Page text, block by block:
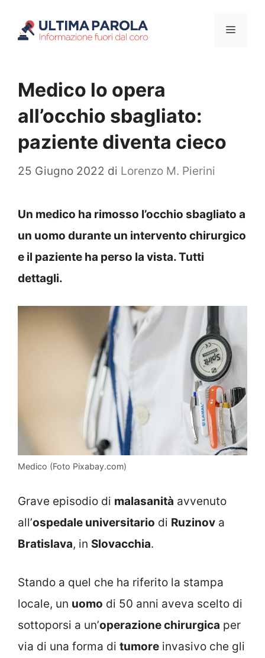
Menu
Medico lo opera
all’occhio sbagliato:
paziente diventa cieco
25 Giugno 2022 di Lorenzo M. Pierini
Un medico ha rimosso l’occhio sbagliato a
un uomo durante un intervento chirurgico
e il paziente ha perso la vista. Tutti
dettagli.
Medico (Foto Pixabay.com)
Grave episodio di malasanità avvenuto
all’ospedale universitario di Ruzinov a
Bratislava, in Slovacchia.
Stando a quel che ha riferito la stampa
locale, un uomo di 50 anni aveva scelto di
sottoporsi a un’operazione chirurgica per
via di una forma di tumore invasivo che gli